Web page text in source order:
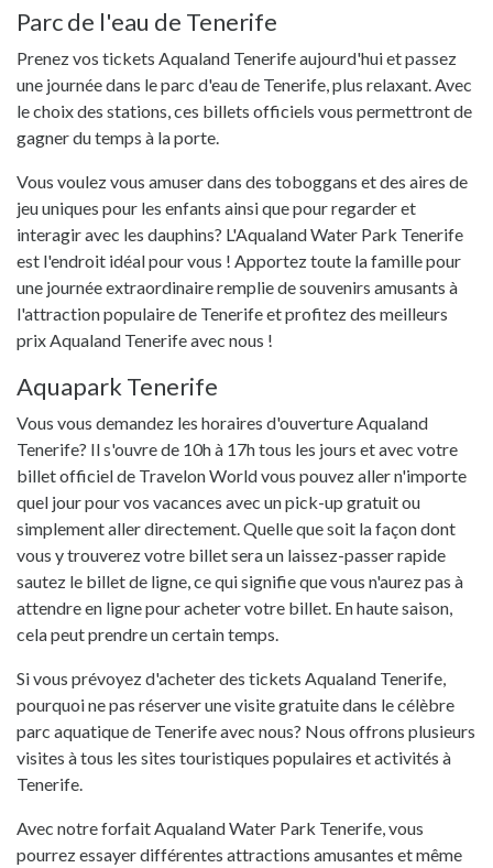
Parc de l'eau de Tenerife
Prenez vos tickets Aqualand Tenerife aujourd'hui et passez
une journée dans le parc d'eau de Tenerife, plus relaxant. Avec
le choix des stations, ces billets officiels vous permettront de
gagner du temps à la porte.
Vous voulez vous amuser dans des toboggans et des aires de
jeu uniques pour les enfants ainsi que pour regarder et
interagir avec les dauphins? L'Aqualand Water Park Tenerife
est l'endroit idéal pour vous ! Apportez toute la famille pour
une journée extraordinaire remplie de souvenirs amusants à
l'attraction populaire de Tenerife et profitez des meilleurs
prix Aqualand Tenerife avec nous !
Aquapark Tenerife
Vous vous demandez les horaires d'ouverture Aqualand
Tenerife? Il s'ouvre de 10h à 17h tous les jours et avec votre
billet officiel de Travelon World vous pouvez aller n'importe
quel jour pour vos vacances avec un pick-up gratuit ou
simplement aller directement. Quelle que soit la façon dont
vous y trouverez votre billet sera un laissez-passer rapide
sautez le billet de ligne, ce qui signifie que vous n'aurez pas à
attendre en ligne pour acheter votre billet. En haute saison,
cela peut prendre un certain temps.
Si vous prévoyez d'acheter des tickets Aqualand Tenerife,
pourquoi ne pas réserver une visite gratuite dans le célèbre
parc aquatique de Tenerife avec nous? Nous offrons plusieurs
visites à tous les sites touristiques populaires et activités à
Tenerife.
Avec notre forfait Aqualand Water Park Tenerife, vous
pourrez essayer différentes attractions amusantes et même